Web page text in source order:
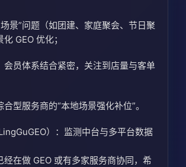
景”问题（如团建、家庭聚会、节日聚
GEO 优化；
会员体系结合紧密，关注到店量与客单
型服务商的“本地场景强化补位”。
）：监测中台与多平台数据
经在做 GEO 或有多家服务商协同，希